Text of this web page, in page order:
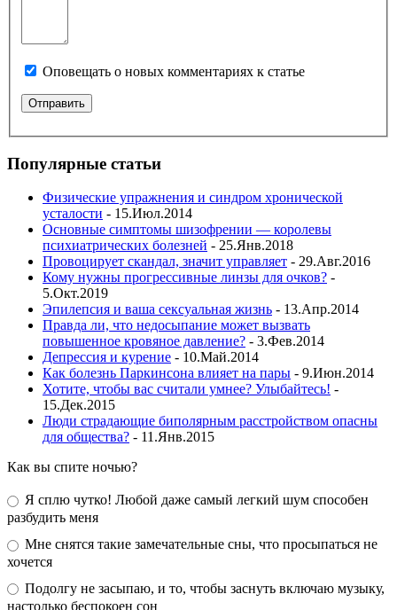
Оповещать о новых комментариях к статье
Популярные статьи
Физические упражнения и синдром хронической
усталости - 15.Июл.2014
Основные симптомы шизофрении — королевы
психиатрических болезней - 25.Янв.2018
Провоцирует скандал, значит управляет - 29.Авг.2016
Кому нужны прогрессивные линзы для очков? -
5.Окт.2019
Эпилепсия и ваша сексуальная жизнь - 13.Апр.2014
Правда ли, что недосыпание может вызвать
повышенное кровяное давление? - 3.Фев.2014
Депрессия и курение - 10.Май.2014
Как болезнь Паркинсона влияет на пары - 9.Июн.2014
Хотите, чтобы вас считали умнее? Улыбайтесь! -
15.Дек.2015
Люди страдающие биполярным расстройством опасны
для общества? - 11.Янв.2015
Как вы спите ночью?
Я сплю чутко! Любой даже самый легкий шум способен
разбудить меня
Мне снятся такие замечательные сны, что просыпаться не
хочется
Подолгу не засыпаю, и то, чтобы заснуть включаю музыку,
настолько беспокоен сон